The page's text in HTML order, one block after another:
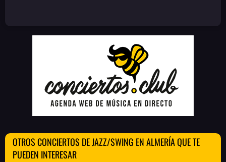
OTROS CONCIERTOS DE JAZZ/SWING EN ALMERÍA QUE TE
PUEDEN INTERESAR